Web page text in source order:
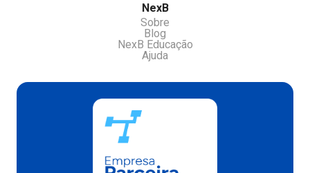
NexB
Sobre
Blog
NexB Educação
Ajuda